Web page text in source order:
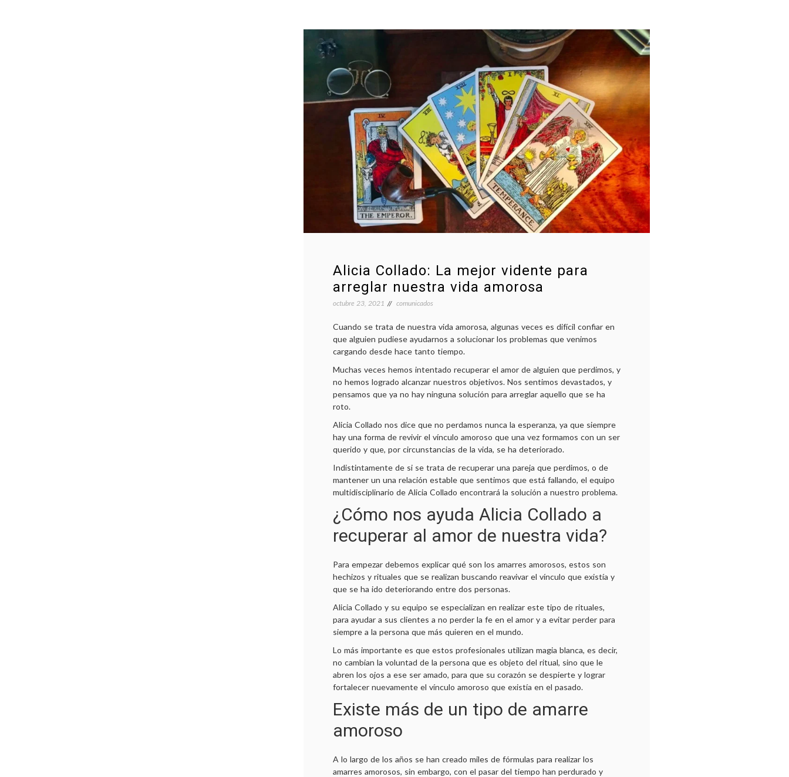
Alicia Collado: La mejor vidente para
arreglar nuestra vida amorosa
octubre 23, 2021 comunicados
Cuando se trata de nuestra vida amorosa, algunas veces es difícil confiar en
que alguien pudiese ayudarnos a solucionar los problemas que venimos
cargando desde hace tanto tiempo.
Muchas veces hemos intentado recuperar el amor de alguien que perdimos, y
no hemos logrado alcanzar nuestros objetivos. Nos sentimos devastados, y
pensamos que ya no hay ninguna solución para arreglar aquello que se ha
roto.
Alicia Collado nos dice que no perdamos nunca la esperanza, ya que siempre
hay una forma de revivir el vínculo amoroso que una vez formamos con un ser
querido y que, por circunstancias de la vida, se ha deteriorado.
Indistintamente de si se trata de recuperar una pareja que perdimos, o de
mantener un una relación estable que sentimos que está fallando, el equipo
multidisciplinario de Alicia Collado encontrará la solución a nuestro problema.
¿Cómo nos ayuda Alicia Collado a
recuperar al amor de nuestra vida?
Para empezar debemos explicar qué son los amarres amorosos, estos son
hechizos y rituales que se realizan buscando reavivar el vínculo que existía y
que se ha ido deteriorando entre dos personas.
Alicia Collado y su equipo se especializan en realizar este tipo de rituales,
para ayudar a sus clientes a no perder la fe en el amor y a evitar perder para
siempre a la persona que más quieren en el mundo.
Lo más importante es que estos profesionales utilizan magia blanca, es decir,
no cambian la voluntad de la persona que es objeto del ritual, sino que le
abren los ojos a ese ser amado, para que su corazón se despierte y lograr
fortalecer nuevamente el vínculo amoroso que existía en el pasado.
Existe más de un tipo de amarre
amoroso
A lo largo de los años se han creado miles de fórmulas para realizar los
amarres amorosos, sin embargo, con el pasar del tiempo han perdurado y